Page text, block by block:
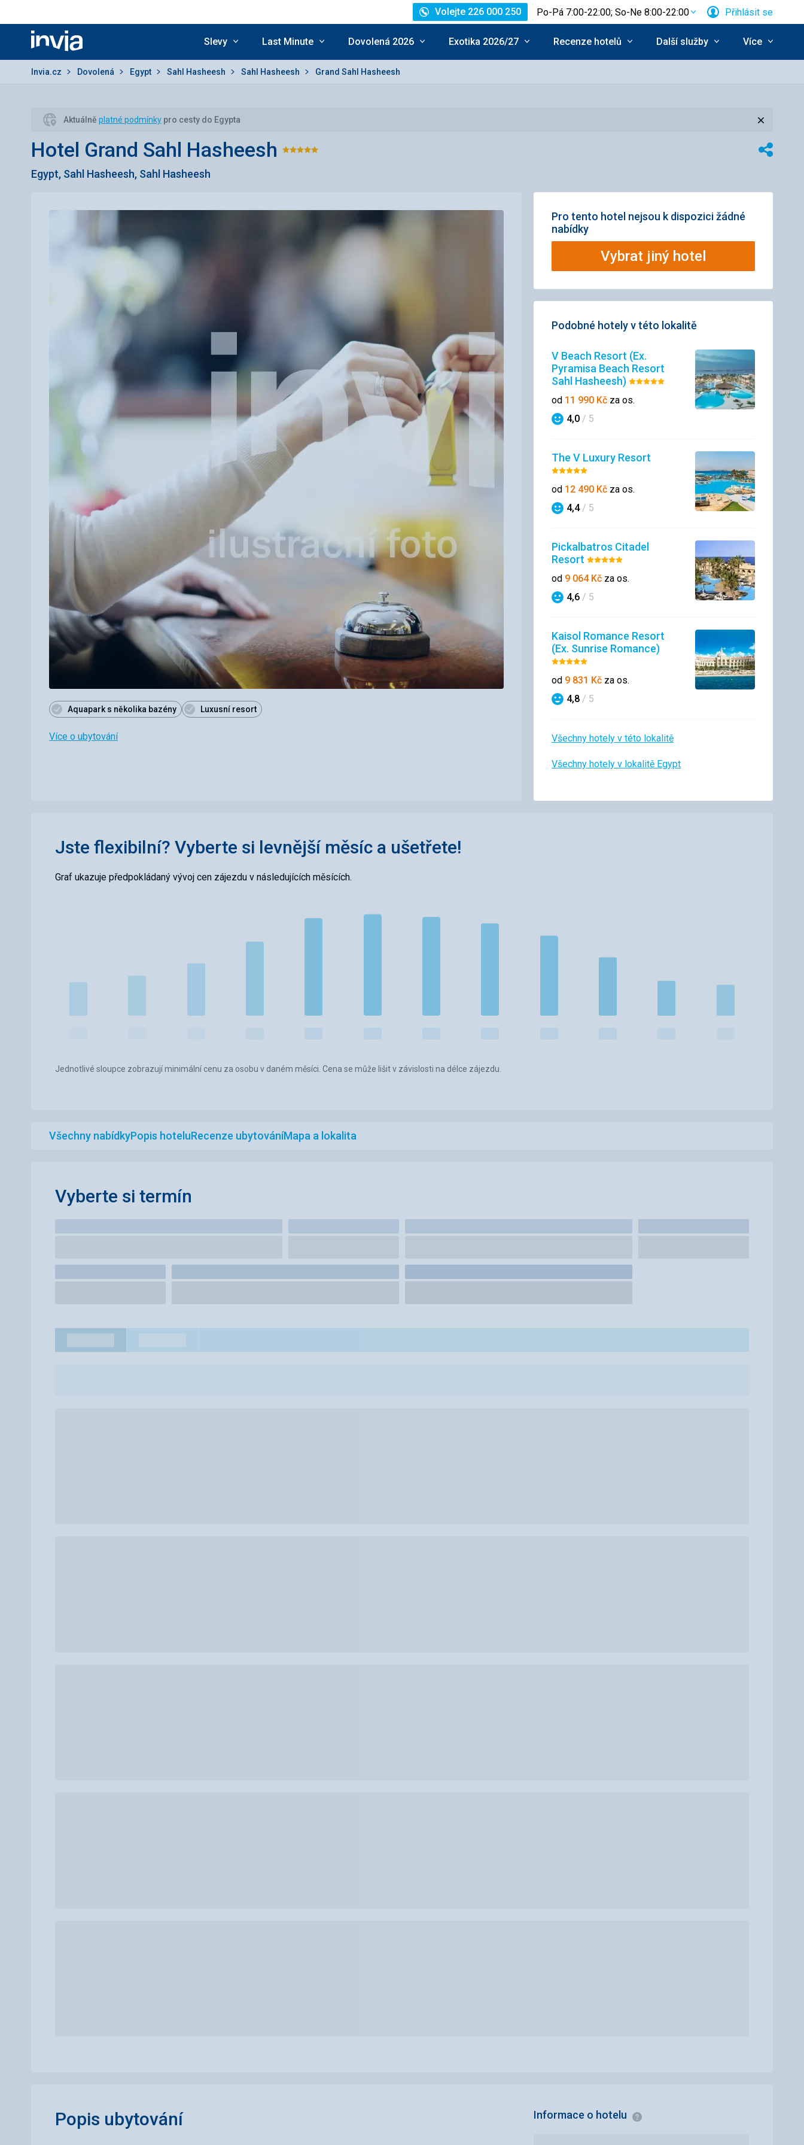
Invia.cz
Volejte 226 000 250 Po-Pá 7:00-22:00; So-Ne 8:00-22:00 Přihlásit se
Slevy Last Minute Dovolená 2026 Exotika 2026/27 Recenze hotelů Další služby Více
Invia.cz Dovolená Egypt Sahl Hasheesh Sahl Hasheesh Grand Sahl Hasheesh
Aktuálně platné podmínky pro cesty do Egypta
Hotel Grand Sahl Hasheesh Hodnocení:
Egypt, Sahl Hasheesh, Sahl Hasheesh
Sdílet
Aquapark s několika bazény Luxusní resort
Více o ubytování
Pro tento hotel nejsou k dispozici žádné
nabídky
Vybrat jiný hotel
Podobné hotely v této lokalitě
V Beach Resort (Ex.
Pyramisa Beach Resort
Sahl Hasheesh)Hodnocení:
5/5
od 11 990 Kč za os.
Hodnocení
4,0 / 5
The V Luxury Resort
Hodnocení:
5/5
od 12 490 Kč za os.
Hodnocení
4,4/ 5
Pickalbatros Citadel
Resort Hodnocení:
5/5
od 9 064Kč za os.
Hodnocení
4,6 / 5
Kaisol Romance Resort
(Ex. Sunrise Romance)
Hodnocení:
5/5
od 9 831 Kč za os.
Hodnocení
4,8 / 5
Všechny hotely v této lokalitě
Všechny hotely v lokalitě Egypt
Jste flexibilní? Vyberte si levnější měsíc a ušetřete!
Graf ukazuje předpokládaný vývoj cen zájezdu v následujících měsících.
Jednotlivé sloupce zobrazují minimální cenu za osobu v daném měsíci. Cena se může lišit v závislosti na délce zájezdu.
Všechny nabídkyPopis hoteluRecenze ubytováníMapa a lokalita
Vyberte si termín
Popis ubytování Informace o hotelu Informace